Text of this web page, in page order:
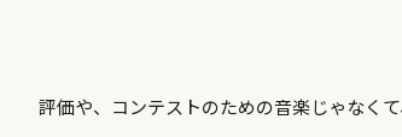
評価や、コンテストのための音楽じゃなく